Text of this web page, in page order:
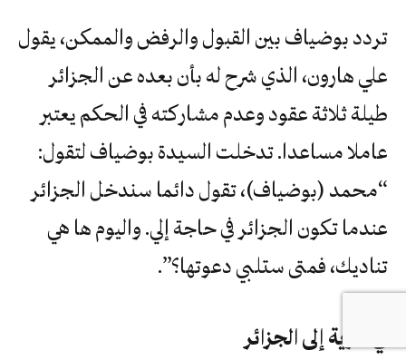
تردد بوضياف بين القبول والرفض والممكن، يقول
علي هارون، الذي شرح له بأن بعده عن الجزائر
طيلة ثلاثة عقود وعدم مشاركته في الحكم يعتبر
عاملا مساعدا. تدخلت السيدة بوضياف لتقول:
“محمد (بوضياف)، تقول دائما سندخل الجزائر
‬تناديك،‭ ‬فمتى‭ ‬ستلبي‭ ‬دعوتها؟‮”.‬